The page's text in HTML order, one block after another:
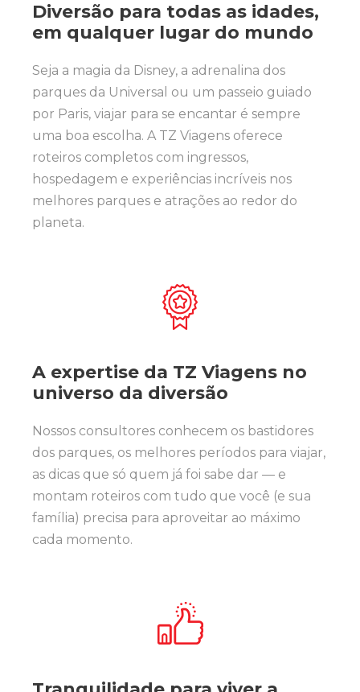
Diversão para todas as idades,
em qualquer lugar do mundo
Seja a magia da Disney, a adrenalina dos
parques da Universal ou um passeio guiado
por Paris, viajar para se encantar é sempre
uma boa escolha. A TZ Viagens oferece
roteiros completos com ingressos,
hospedagem e experiências incríveis nos
melhores parques e atrações ao redor do
planeta.
A expertise da TZ Viagens no
universo da diversão
Nossos consultores conhecem os bastidores
dos parques, os melhores períodos para viajar,
as dicas que só quem já foi sabe dar — e
montam roteiros com tudo que você (e sua
família) precisa para aproveitar ao máximo
cada momento.